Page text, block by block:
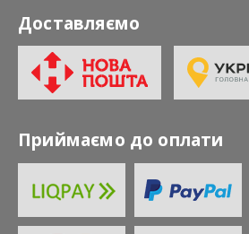
Доставляємо
Приймаємо до оплати